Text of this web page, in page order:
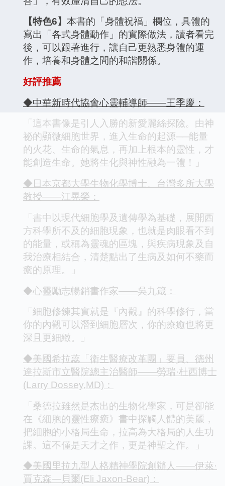
【特色6】 本書的「身體祝福」欄位，具體的
寫出「各式身體動作」的實際做法，讀者看完
後，可以跟著進行，讓自己更熟悉身體的運
作，培養和身體之間的和諧關係。
好評推薦
◆中華新時代協會心靈輔導師——王季慶：
「這本書像是引人入勝的新愛麗絲探險。由神
祕的顯微細胞世界，進入生命的起源──能量
的火花、生命的氣息，再加上根本的靈性，才
能創造生命。她將生化與神性融為一體！」
◆日本京都大學生物化學博士、台灣多所大學
教授——江晃榮：
「書中以現代細胞學及遺傳學為基礎，展開西
方科學所不及的細胞現象，也就是肉眼看不到
的能量，或稱為靈魂的區塊，與疾病現象及自
我治療相結合，清楚點出了生病及如何不藥而
癒的原理。」
◆心靈勵志暢銷書作家——吳九箴：
「細胞修鍊其實就是『內觀』的科學修行，當
你的內觀可以潛到細胞層次，你的療癒也將更
深且更細緻。」
◆美國希拉蕊「衛生醫療改革團」要員、德州
達拉斯市立醫院總主治醫師——勞瑞·杜西博士
(Larry Dossey,MD)：
「桑德拉雖然是杰出的生物化學家，可是卻能
在《細胞的靈性療癒》書中探觸人體的美麗，
把細胞的小格局生命，拉高為大格局的人生功
課。這不僅是天才之作，更是神聖之作。」
◆美國里拉九型人格精神學院創辦人——伊萊·
賈克森—貝爾(Eli Jaxon-Bear)：